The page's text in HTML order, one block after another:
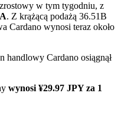
forex, metale szlachetne i
w tym tygodniu, z
. Z krążącą podażą 36.51B
Cardano wynosi teraz około
handlowy Cardano osiągnął
wynosi ¥29.97 JPY za 1